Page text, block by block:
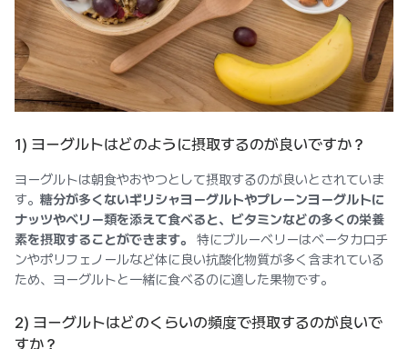
1) ヨーグルトはどのように摂取するのが良いですか？
ヨーグルトは朝食やおやつとして摂取するのが良いとされていま
す。 糖分が多くないギリシャヨーグルトやプレーンヨーグルトに
ナッツやベリー類を添えて食べると、ビタミンなどの多くの栄養
素を摂取することができます。
特にブルーベリーはベータカロチ
ンやポリフェノールなど体に良い抗酸化物質が多く含まれている
ため、ヨーグルトと一緒に食べるのに適した果物です。
2) ヨーグルトはどのくらいの頻度で摂取するのが良いで
すか？